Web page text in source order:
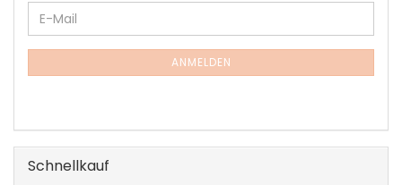
WEITER
ZUR
NEWSLETTER-
E-
Mail
ANMELDEN
Schnellkauf